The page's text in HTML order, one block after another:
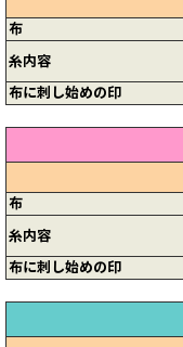
布
糸内容
布に刺し始めの印
布
糸内容
布に刺し始めの印